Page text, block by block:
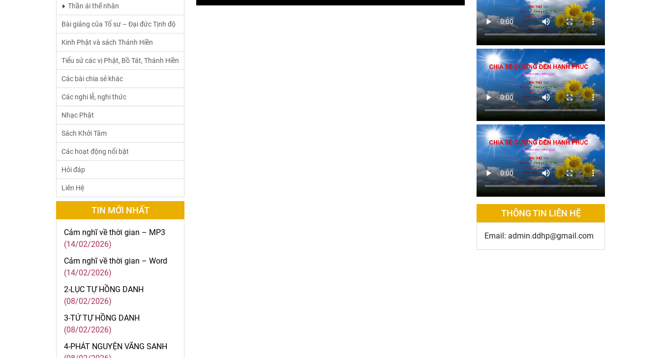
Thần ái thế nhân
Bài giảng của Tổ sư – Đại đức Tịnh độ
Kinh Phật và sách Thánh Hiền
Tiểu sử các vị Phật, Bồ Tát, Thánh Hiền
Các bài chia sẻ khác
Các nghi lễ, nghi thức
Nhạc Phật
Sách Khởi Tâm
Các hoạt động nổi bật
Hỏi đáp
Liên Hệ
TIN MỚI NHẤT
Cảm nghĩ về thời gian – MP3
(14/02/2026)
Cảm nghĩ về thời gian – Word
(14/02/2026)
2-LỤC TỰ HỒNG DANH
(08/02/2026)
3-TỨ TỰ HỒNG DANH
(08/02/2026)
4-PHÁT NGUYỆN VÃNG SANH
THÔNG TIN LIÊN HỆ
Email: admin.ddhp@gmail.com